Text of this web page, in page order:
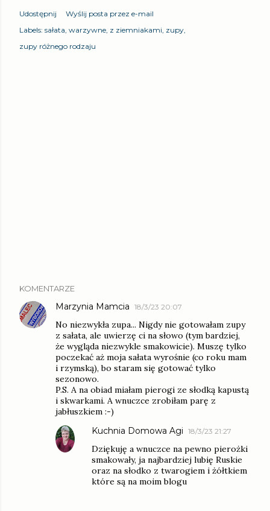
Udostępnij
Wyślij posta przez e-mail
Labels: sałata warzywne z ziemniakami zupy
zupy różnego rodzaju
KOMENTARZE
Marzynia Mamcia 18/3/23 20:07
No niezwykła zupa... Nigdy nie gotowałam zupy
z sałata, ale uwierzę ci na słowo (tym bardziej,
że wygląda niezwykle smakowicie). Muszę tylko
poczekać aż moja sałata wyrośnie (co roku mam
i rzymską), bo staram się gotować tylko
sezonowo.
P.S. A na obiad miałam pierogi ze słodką kapustą
i skwarkami. A wnuczce zrobiłam parę z
jabłuszkiem :-)
Kuchnia Domowa Agi 18/3/23 21:27
Dziękuję a wnuczce na pewno pierożki
smakowały, ja najbardziej lubię Ruskie
oraz na słodko z twarogiem i żółtkiem
które są na moim blogu